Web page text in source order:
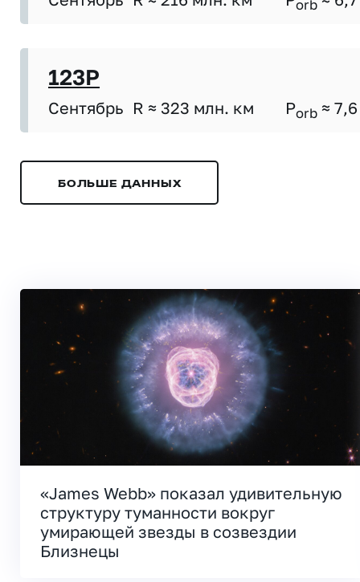
orb
123P
Сентябрь R ≈ 323 млн. км Porb ≈ 7,6
БОЛЬШЕ ДАННЫХ
«James Webb» показал удивительную
структуру туманности вокруг
умирающей звезды в созвездии
Близнецы